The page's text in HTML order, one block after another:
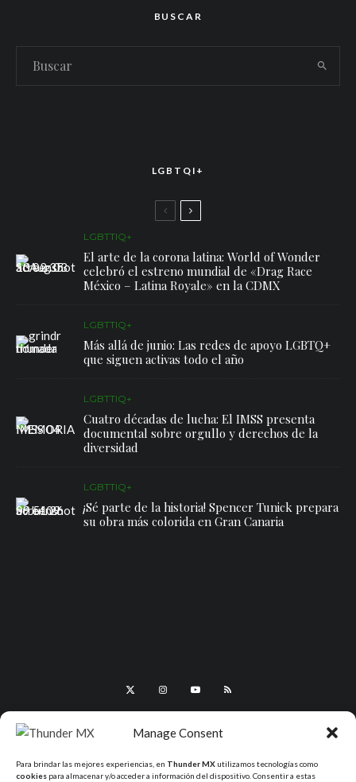
Manage Consent
Para brindar las mejores experiencias, en Thunder MX utilizamos tecnologías como
cookies para almacenar y/o acceder a información del dispositivo. Consentir a estas
BUSCAR
LGBTQI+
LGBTTIQ+
El arte de la corona latina: World of Wonder
celebró el estreno mundial de «Drag Race
México – Latina Royale» en la CDMX
LGBTTIQ+
Más allá de junio: Las redes de apoyo LGBTQ+
que siguen activas todo el año
LGBTTIQ+
Cuatro décadas de lucha: El IMSS presenta
documental sobre orgullo y derechos de la
diversidad
LGBTTIQ+
¡Sé parte de la historia! Spencer Tunick prepara
su obra más colorida en Gran Canaria